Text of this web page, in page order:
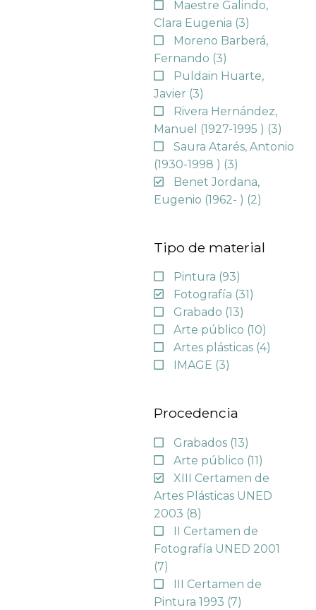
Maestre Galindo,
Clara Eugenia (3)
Moreno Barberá,
Fernando (3)
Puldain Huarte,
Javier (3)
Rivera Hernández,
Manuel (1927-1995 ) (3)
Saura Atarés, Antonio
(1930-1998 ) (3)
Benet Jordana,
Eugenio (1962- ) (2)
Tipo de material
Pintura (93)
Fotografía (31)
Grabado (13)
Arte público (10)
Artes plásticas (4)
IMAGE (3)
Procedencia
Grabados (13)
Arte público (11)
XIII Certamen de
Artes Plásticas UNED
2003 (8)
II Certamen de
Fotografía UNED 2001
(7)
III Certamen de
Pintura 1993 (7)